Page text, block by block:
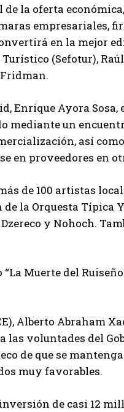
de la oferta
empresariales,
en la mejor
(Sefotur),
Enrique Ayora
mediante un
así
en proveedores en
de 100 artistas
la Orquesta Típica
y Nohoch.
Muerte del
Alberto Abraham
voluntades del
de que se
muy favorables.
de casi 12